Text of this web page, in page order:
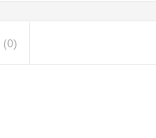
(0)